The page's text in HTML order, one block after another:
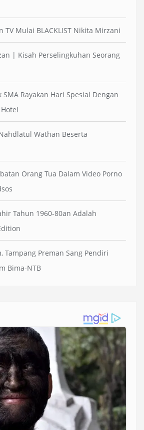
TV Mulai BLACKLIST Nikita Mirzani
| Kisah Perselingkuhan Seorang
SMA Rayakan Hari Spesial Dengan
Wathan Beserta
Orang Tua Dalam Video Porno
Tahun 1960-80an Adalah
Tampang Preman Sang Pendiri
Bima-NTB